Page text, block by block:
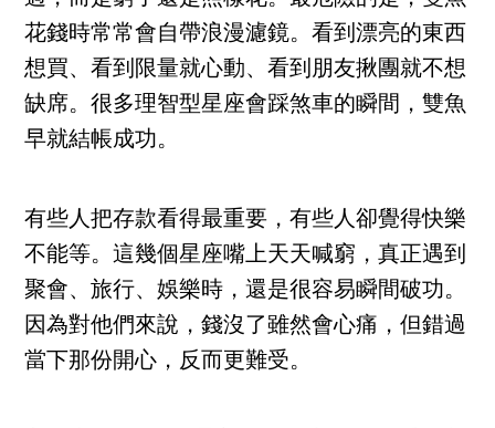
花錢時常常會自帶浪漫濾鏡。看到漂亮的東西
想買、看到限量就心動、看到朋友揪團就不想
缺席。很多理智型星座會踩煞車的瞬間，雙魚
早就結帳成功。
有些人把存款看得最重要，有些人卻覺得快樂
不能等。這幾個星座嘴上天天喊窮，真正遇到
聚會、旅行、娛樂時，還是很容易瞬間破功。
因為對他們來說，錢沒了雖然會心痛，但錯過
當下那份開心，反而更難受。